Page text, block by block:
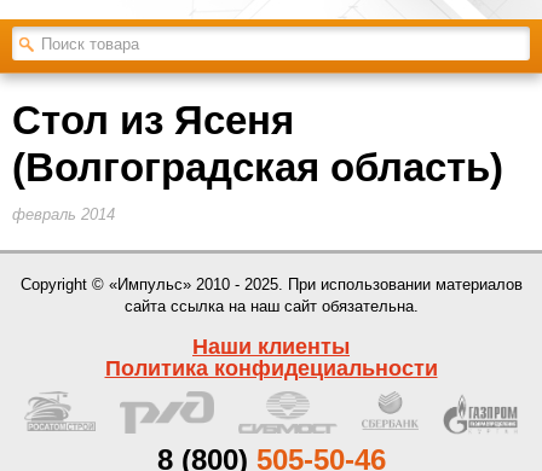
Стол из Ясеня
(Волгоградская область)
февраль 2014
Copyright © «Импульс» 2010 - 2025. При использовании материалов
сайта ссылка на наш сайт обязательна.
Наши клиенты
Политика конфидециальности
8 (800) 505-50-46